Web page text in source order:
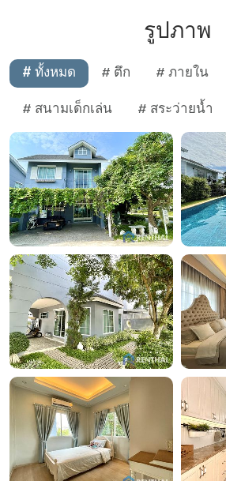
รูปภาพ
# ทั้งหมด # ตึก # ภายใน
# สนามเด็กเล่น # สระว่ายน้ำ